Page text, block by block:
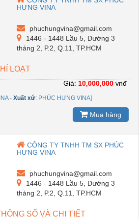
HƯNG VINA
phuchungvina@gmail.com
1446 - 1448 Lầu 5, Đường 3
tháng 2, P.2, Q.11, TP.HCM
LOẠT
- Xuất xứ: PHÚC HƯNG VINA]
Giá: 10,000,000 vnđ
Mua hàng
CÔNG TY TNHH TM SX PHÚC
HƯNG VINA
phuchungvina@gmail.com
1446 - 1448 Lầu 5, Đường 3
tháng 2, P.2, Q.11, TP.HCM
SỐ VÀ CHI TIẾT